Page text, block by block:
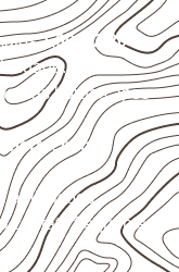
1,60 × 2,20 m e
das bordas após
seco,
aplicações
contato frequente